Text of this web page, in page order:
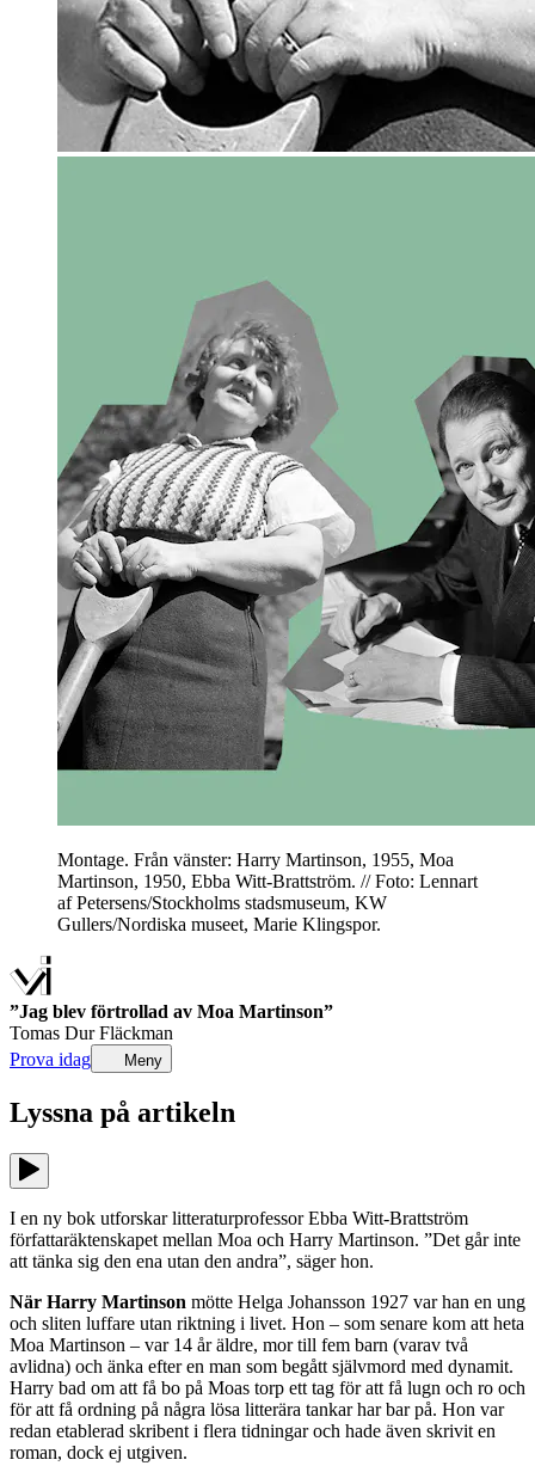
Montage. Från vänster: Harry Martinson, 1955, Moa
Martinson, 1950, Ebba Witt-Brattström. // Foto: Lennart
af Petersens/Stockholms stadsmuseum, KW
Gullers/Nordiska museet, Marie Klingspor.
”Jag blev förtrollad av Moa Martinson”
Tomas Dur Fläckman
Prova idag
Meny
Lyssna på artikeln
I en ny bok utforskar litteraturprofessor Ebba Witt-Brattström
författaräktenskapet mellan Moa och Harry Martinson. ”Det går inte
att tänka sig den ena utan den andra”, säger hon.
När Harry Martinson mötte Helga Johansson 1927 var han en ung
och sliten luffare utan riktning i livet. Hon – som senare kom att heta
Moa Martinson – var 14 år äldre, mor till fem barn (varav två
avlidna) och änka efter en man som begått självmord med dynamit.
Harry bad om att få bo på Moas torp ett tag för att få lugn och ro och
för att få ordning på några lösa litterära tankar har bar på. Hon var
redan etablerad skribent i flera tidningar och hade även skrivit en
roman, dock ej utgiven.